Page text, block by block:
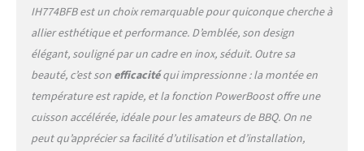
pour préparer des ragoûts
géants, griller un steak ou
peut-être même une paella.
➤ Fonction PowerBoost –
Sautez les longues attentes
en appuyant simplement
sur un bouton booster.
Même si une grande
IH774BFB est un choix remarquable pour quiconque cherche à
allier esthétique et performance. D’emblée, son design
élégant, souligné par un cadre en inox, séduit. Outre sa
beauté, c’est son efficacitéqui impressionne : la montée en
température est rapide, et la fonction PowerBoost offre une
cuisson accélérée, idéale pour les amateurs de BBQ. On ne
peut qu’apprécier sa facilité d’utilisation et d’installation,